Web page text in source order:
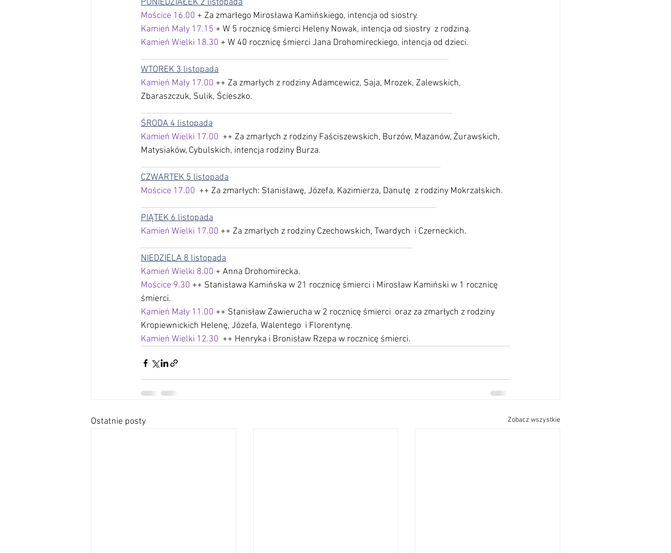
PONIEDZIAŁEK 2 listopada
Mościce 16.00 + Za zmarłego Mirosława Kamińskiego, intencja od siostry.
Kamień Mały 17.15 + W 5 rocznicę śmierci Heleny Nowak, intencja od siostry  z rodziną.
Kamień Wielki 18.30 + W 40 rocznicę śmierci Jana Drohomireckiego, intencja od dzieci.
WTOREK 3 listopada
Kamień Mały 17.00 ++ Za zmarłych z rodziny Adamcewicz, Saja, Mrozek, Zalewskich,
Zbaraszczuk, Sulik, Ścieszko.
ŚRODA 4 listopada
Kamień Wielki 17.00 ++ Za zmarłych z rodziny Faściszewskich, Burzów, Mazanów, Żurawskich,
Matysiaków, Cybulskich, intencja rodziny Burza.
CZWARTEK 5 listopada
Mościce 17.00 ++ Za zmarłych: Stanisławę, Józefa, Kazimierza, Danutę  z rodziny Mokrzałskich.
PIĄTEK 6 listopada
Kamień Wielki 17.00 ++ Za zmarłych z rodziny Czechowskich, Twardych  i Czerneckich.
NIEDZIELA 8 listopada
Kamień Wielki 8.00 + Anna Drohomirecka.
Mościce 9.30 ++ Stanisława Kamińska w 21 rocznicę śmierci i Mirosław Kamiński w 1 rocznicę
śmierci.
Kamień Mały 11.00 ++ Stanisław Zawierucha w 2 rocznicę śmierci  oraz za zmarłych z rodziny
Kropiewnickich Helenę, Józefa, Walentego  i Florentynę.
Kamień Wielki 12.30 ++ Henryka i Bronisław Rzepa w rocznicę śmierci.
Ostatnie posty Zobacz wszystkie